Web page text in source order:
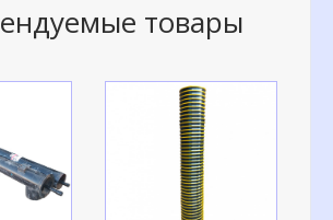
товары